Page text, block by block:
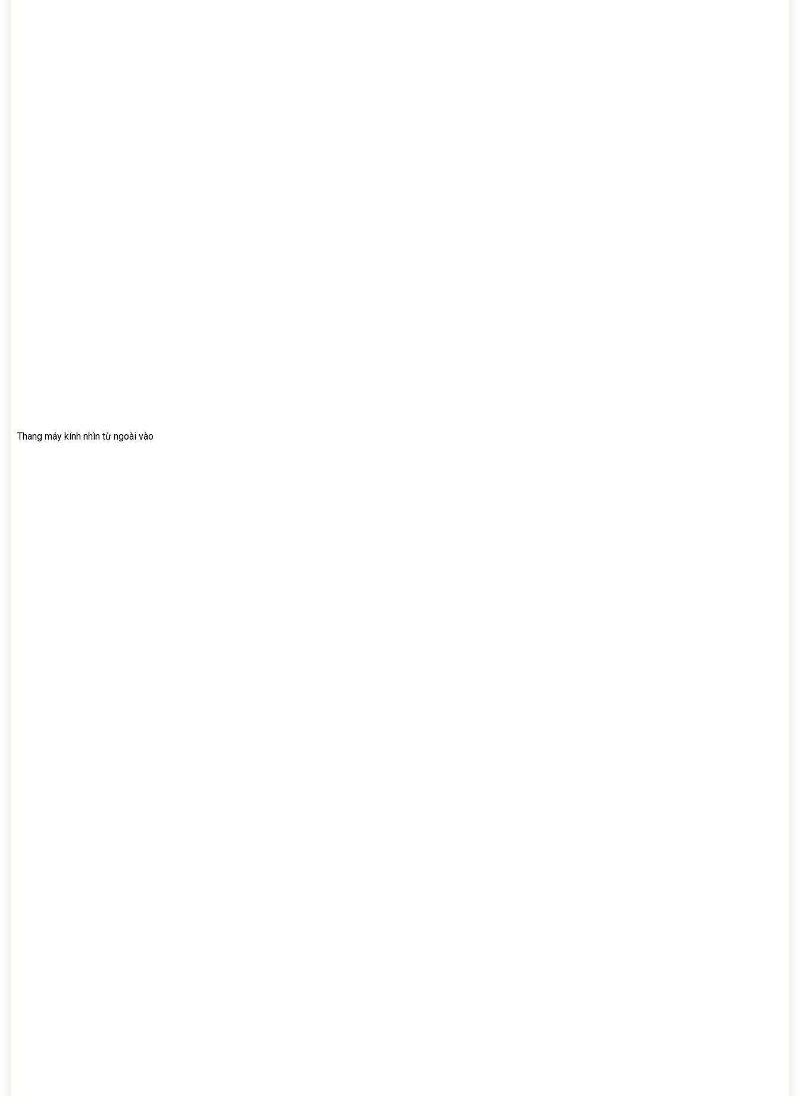
Thang máy kính nhìn từ ngoài vào